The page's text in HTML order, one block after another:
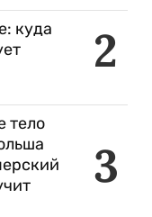
2
куда
3
тело